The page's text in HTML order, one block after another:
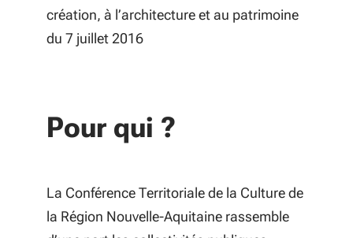
création, à l’architecture et au patrimoine
du 7 juillet 2016
Pour qui ?
La Conférence Territoriale de la Culture de
la Région Nouvelle-Aquitaine rassemble